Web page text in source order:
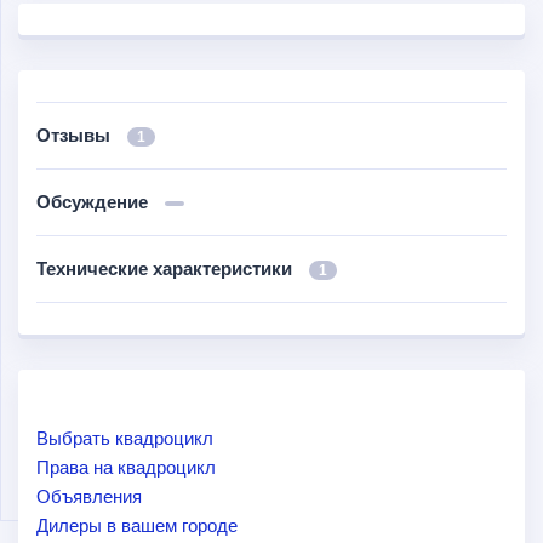
Отзывы 1
Обсуждение
Технические характеристики 1
Выбрать квадроцикл
Права на квадроцикл
Объявления
Дилеры в вашем городе